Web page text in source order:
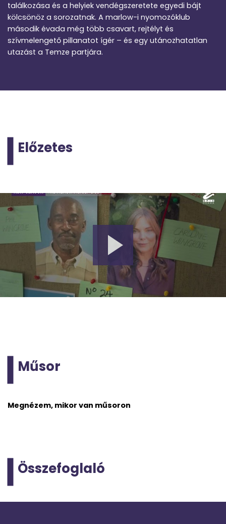
találkozása és a helyiek vendégszeretete egyedi bájt
kölcsönöz a sorozatnak. A marlow-i nyomozóklub
második évada még több csavart, rejtélyt és
szívmelengető pillanatot ígér – és egy utánozhatatlan
utazást a Temze partjára.
Előzetes
Műsor
Megnézem, mikor van műsoron
Összefoglaló